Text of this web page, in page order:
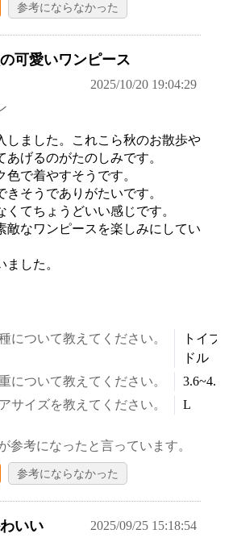
参考にならなかった
可愛いワンピース
2025/10/20 19:04:29
しました。これこら秋のお散歩や
あげるのがたのしみです。
で着やすそうです。
きそうでありがたいです。
くてちょうどいい感じです。
敵なワンピースを楽しみにしてい
した。
について教えてください。
トイプ
ドル
について教えてください。
サイズを教えてください。
L
参考になったと言っています。
参考にならなかった
いい
2025/09/25 15:18:54